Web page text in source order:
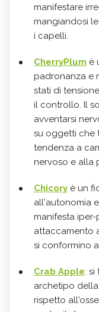
manifestare
mangiandosi
i capelli.
CherryPlum è
padronanza e
stati di
il controllo. Il
avventarsi
su oggetti che
tendenza a
nervoso e alla
Chicory è un
all'autonomia
manifesta iper-
attaccamento
si conformino
Crab Apple: si
archetipo
rispetto